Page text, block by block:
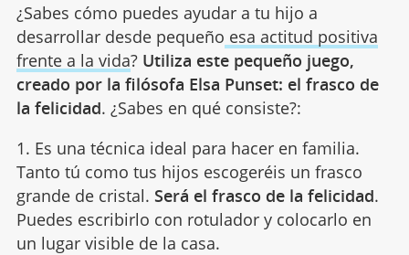
¿Sabes cómo puedes ayudar a tu hijo a
desarrollar desde pequeño esa actitud positiva
frente a la vida? Utiliza este pequeño juego,
creado por la filósofa Elsa Punset: el frasco de
la felicidad. ¿Sabes en qué consiste?:
1. Es una técnica ideal para hacer en familia.
Tanto tú como tus hijos escogeréis un frasco
grande de cristal. Será el frasco de la felicidad.
Puedes escribirlo con rotulador y colocarlo en
un lugar visible de la casa.